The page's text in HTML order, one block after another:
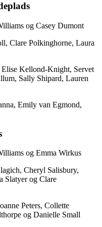
og Casey Dumont
Clare Polkinghorne, Laura
Kellond-Knight, Servet
Sally Shipard, Lauren
Emily van Egmond,
og Emma Wirkus
Cheryl Salisbury,
Slatyer og Clare
Peters, Collette
og Danielle Small